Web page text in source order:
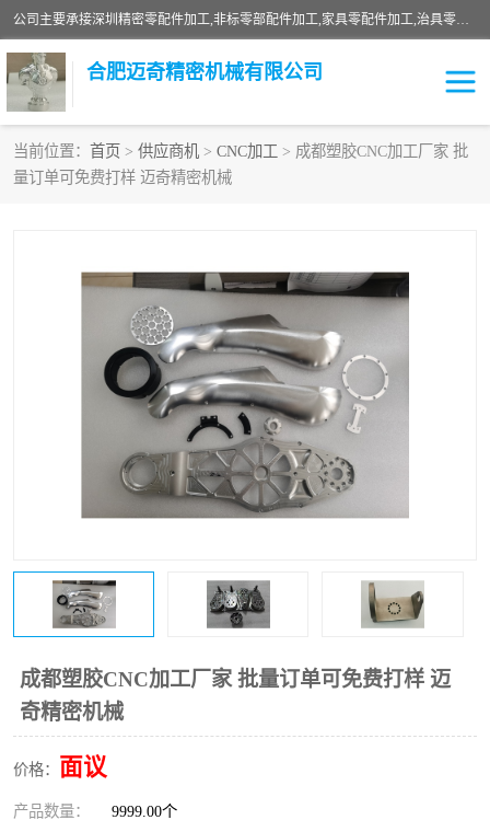
公司主要承接深圳精密零配件加工,非标零部配件加工,家具零配件加工,治具零配件加工,安徽精密零配件加工等各种各种精密机械加工，欢迎来来电咨询！
合肥迈奇精密机械有限公司
当前位置： 首页 > 供应商机 > CNC加工 > 成都塑胶CNC加工厂家 批
量订单可免费打样 迈奇精密机械
成都塑胶CNC加工厂家 批量订单可免费打样 迈
奇精密机械
价格： 面议
产品数量： 9999.00个
铣床加工
家具零配件加工 数控精密机加工
零部件机加工 机床零件加工
数控机床加工